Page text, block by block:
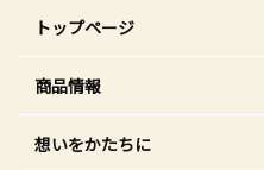
トップページ
商品情報
想いをかたちに